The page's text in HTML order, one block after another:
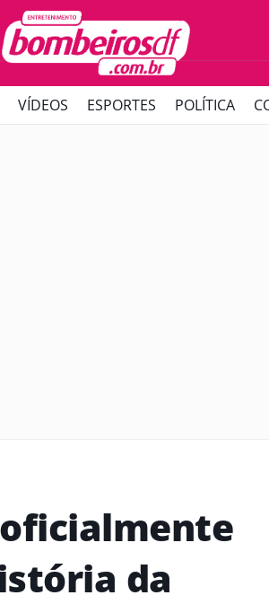
VÍDEOS ESPORTES POLÍTICA
da